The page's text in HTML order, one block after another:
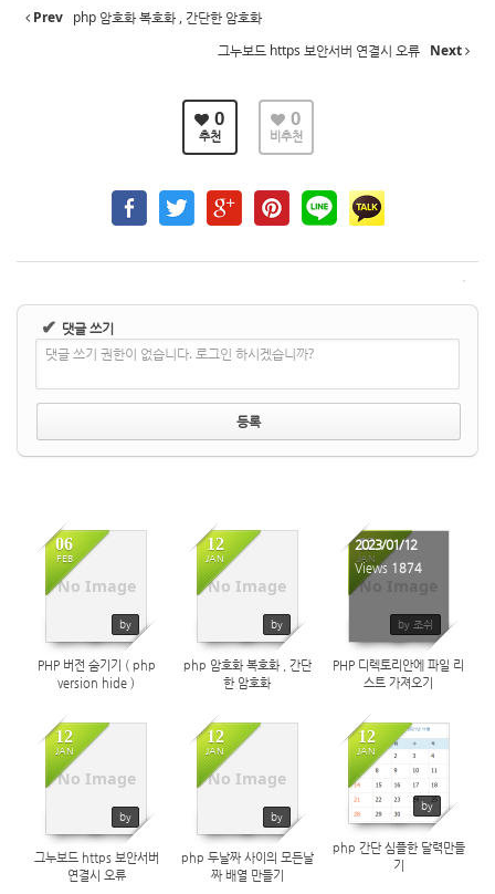
Prev php 암호화 복호화 , 간단한 암호화
그누보드 https 보안서버 연결시 오류 Next
0
추천
0
비추천
✔ 댓글 쓰기
댓글 쓰기 권한이 없습니다. 로그인 하시겠습니까?
No Image
06
FEB
by
PHP 버전 숨기기 ( php
version hide )
No Image
12
JAN
by
php 암호화 복호화 , 간단
한 암호화
No Image
12
JAN
by 조쉬
2023/01/12
Views 1874
PHP 디렉토리안에 파일 리
스트 가져오기
No Image
12
JAN
by
그누보드 https 보안서버
연결시 오류
No Image
12
JAN
by
php 두날짜 사이의 모든날
짜 배열 만들기
12
JAN
by
1800
php 간단 심플한 달력만들
기